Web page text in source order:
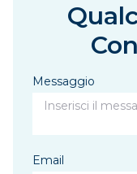
Messaggio
Email